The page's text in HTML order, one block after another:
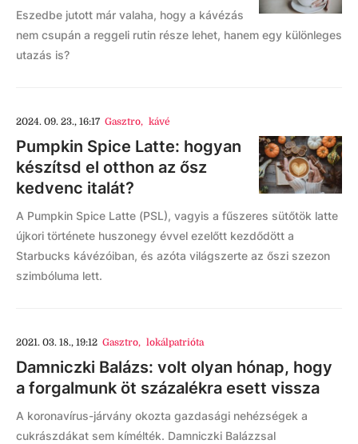
Eszedbe jutott már valaha, hogy a kávézás
nem csupán a reggeli rutin része lehet, hanem egy különleges
utazás is?
2024. 09. 23., 16:17 Gasztro, kávé
Pumpkin Spice Latte: hogyan
készítsd el otthon az ősz
kedvenc italát?
A Pumpkin Spice Latte (PSL), vagyis a fűszeres sütőtök latte
újkori története huszonegy évvel ezelőtt kezdődött a
Starbucks kávézóiban, és azóta világszerte az őszi szezon
szimbóluma lett.
2021. 03. 18., 19:12 Gasztro, lokálpatrióta
Damniczki Balázs: volt olyan hónap, hogy
a forgalmunk öt százalékra esett vissza
A koronavírus-járvány okozta gazdasági nehézségek a
cukrászdákat sem kímélték. Damniczki Balázzsal